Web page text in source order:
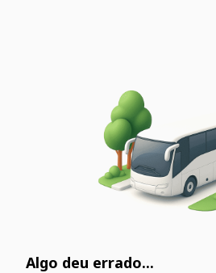
Algo deu errado...